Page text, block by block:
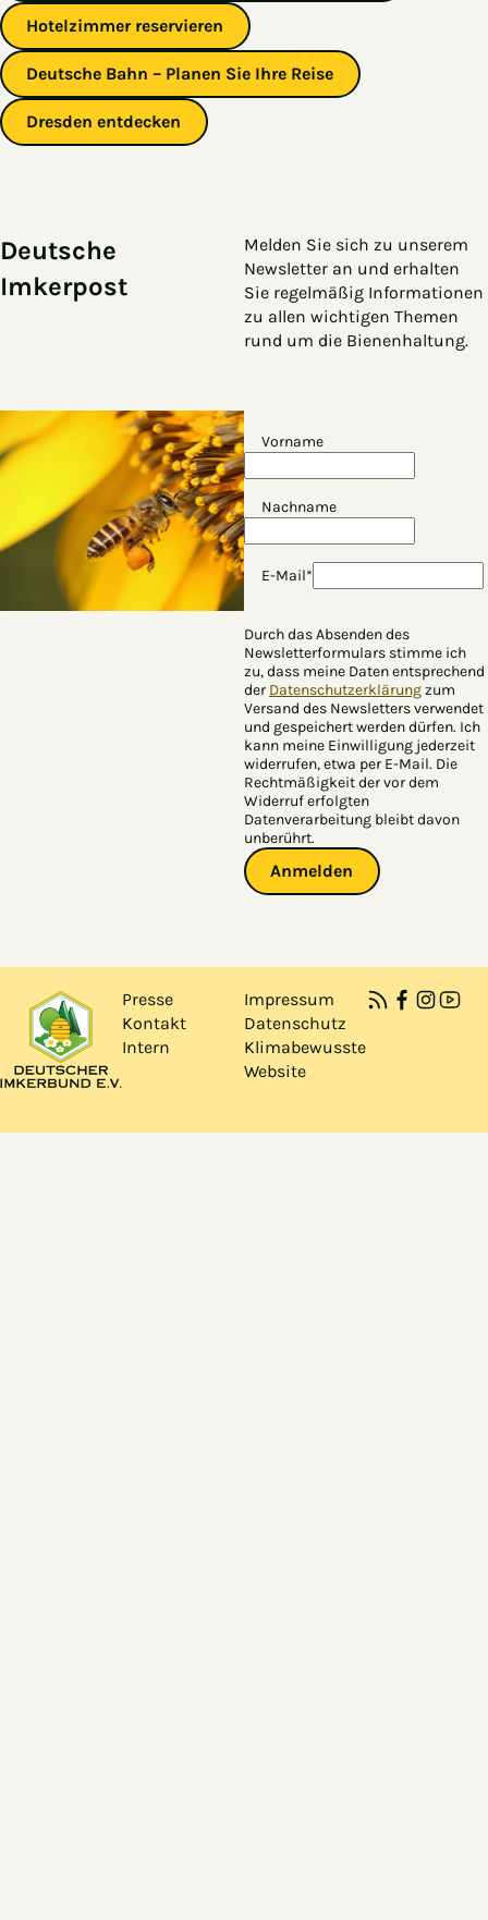
Hotelzimmer reservieren
Deutsche Bahn – Planen Sie Ihre Reise
Dresden entdecken
Deutsche
Imkerpost
Melden Sie sich zu unserem
Newsletter an und erhalten
Sie regelmäßig Informationen
zu allen wichtigen Themen
rund um die Bienenhaltung.
Vorname
Nachname
E-Mail*
Durch das Absenden des
Newsletterformulars stimme ich
zu, dass meine Daten entsprechend
der Datenschutzerklärungzum
Versand des Newsletters verwendet
und gespeichert werden dürfen. Ich
kann meine Einwilligung jederzeit
widerrufen, etwa per E-Mail. Die
Rechtmäßigkeit der vor dem
Widerruf erfolgten
Datenverarbeitung bleibt davon
unberührt.
Anmelden
Presse
Kontakt
Intern
Impressum
Datenschutz
Klimabewusste
Website